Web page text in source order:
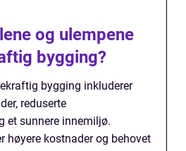
og ulempene
bygging?
bygging inkluderer
reduserte
et sunnere innemiljø.
høyere kostnader og behovet